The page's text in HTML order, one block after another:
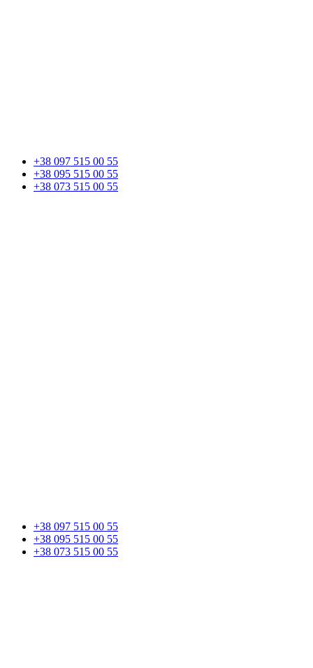
+38 097 515 00 55
+38 095 515 00 55
+38 073 515 00 55
+38 097 515 00 55
+38 095 515 00 55
+38 073 515 00 55